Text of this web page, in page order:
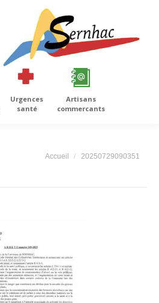
Urgences
santé
Artisans
commercants
Vous êtes ici :
Accueil 20250729090351